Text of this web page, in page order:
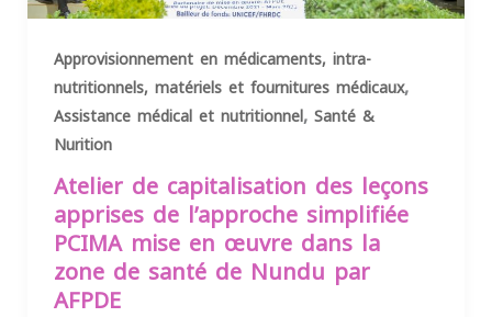
Approvisionnement en médicaments, intra-
nutritionnels, matériels et fournitures médicaux,
Assistance médical et nutritionnel, Santé &
Nurition
Atelier de capitalisation des leçons
apprises de l’approche simplifiée
PCIMA mise en œuvre dans la
zone de santé de Nundu par
AFPDE